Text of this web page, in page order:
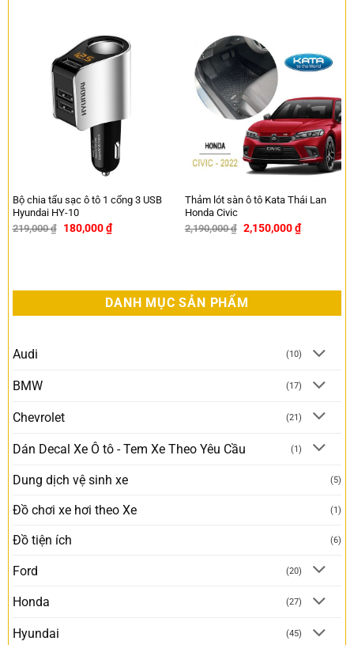
Bộ chia tẩu sạc ô tô 1 cổng 3 USB
Hyundai HY-10
219,000₫ 180,000₫
Thảm lót sàn ô tô Kata Thái Lan
Honda Civic
2,190,000₫ 2,150,000₫
DANH MỤC SẢN PHẨM
Audi (10)
BMW (17)
Chevrolet (21)
Dán Decal Xe Ô tô - Tem Xe Theo Yêu Cầu (1)
Dung dịch vệ sinh xe (5)
Đồ chơi xe hơi theo Xe (1)
Đồ tiện ích (6)
Ford (20)
Honda (27)
Hyundai (45)